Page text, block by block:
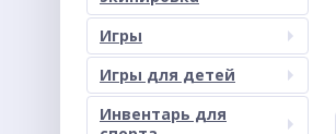
Игры
Игры для детей
Инвентарь для